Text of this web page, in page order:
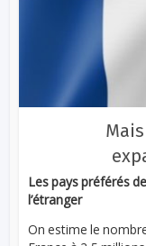
Les pays préférés
l’étranger
On estime le